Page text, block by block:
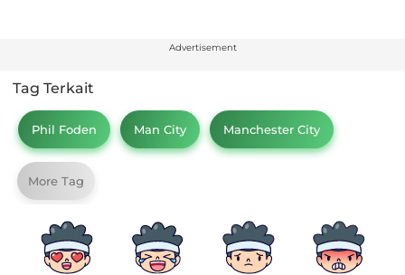
Advertisement
Tag Terkait
Phil Foden Man City Manchester City
More Tag